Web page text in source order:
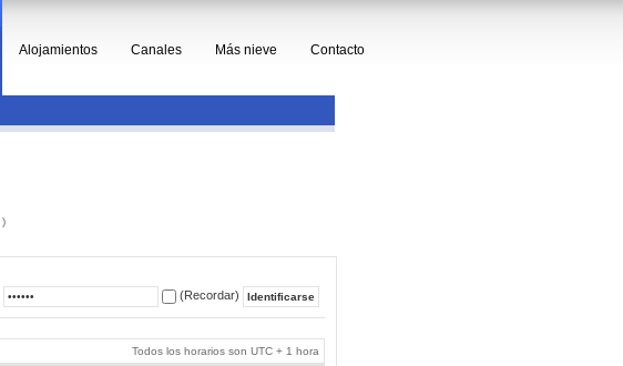
Alojamientos Canales Más nieve Contacto
)
(Recordar)
Todos los horarios son UTC + 1 hora